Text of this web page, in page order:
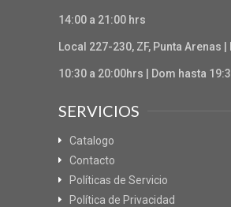
14:00 a 21:00 hrs
Local 227-230, ZF, Punta Arenas |
10:30 a 20:00hrs | Dom hasta
SERVICIOS
Catalogo
Contacto
Políticas de Servicio
Política de Privacidad